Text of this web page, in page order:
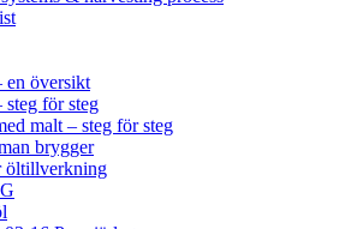
en översikt
för steg
malt – steg för steg
brygger
öltillverkning